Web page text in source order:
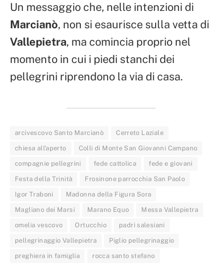
Un messaggio che, nelle intenzioni di
Marcianò, non si esaurisce sulla vetta di
Vallepietra, ma comincia proprio nel
momento in cui i piedi stanchi dei
pellegrini riprendono la via di casa.
arcivescovo Santo Marcianò Cerreto Laziale
chiesa all'aperto Colli di Monte San Giovanni Campano
compagnie pellegrini fede cattolica fede e giovani
Festa della Trinità Frosinone parrocchia San Paolo
Igor Traboni Madonna della Figura Sora
Magliano dei Marsi Marano Equo Messa Vallepietra
omelia vescovo Ortucchio padri salesiani
pellegrinaggio Vallepietra Piglio pellegrinaggio
preghiera in famiglia rocca santo stefano